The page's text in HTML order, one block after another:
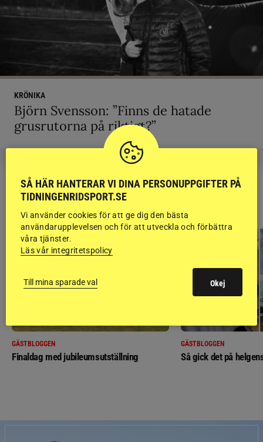
KRÖNIKA
Björn Svensson: ”Finns de hatade
grusrutorna på riktigt?”
RIDSPORT
BLOGGAR
GÄSTBLOGGEN
Finaldag med jubileumsutställning
GÄSTBLOGGEN
Så gick det på
SÅ HÄR HANTERAR VI DINA PERSONUPPGIFTER PÅ
TIDNINGENRIDSPORT.SE
Vi använder cookies för att ge dig den bästa
användarupplevelsen och för att utveckla och förbättra
våra tjänster.
Läs vår integritetspolicy
Till mina sparade val Okej